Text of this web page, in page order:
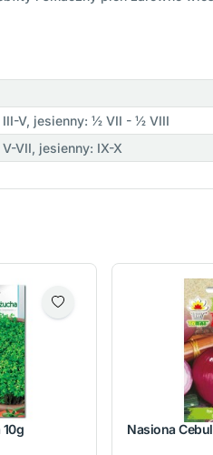
V, jesienny: ½ VII - ½ VIII
VII, jesienny: IX-X
Nasiona